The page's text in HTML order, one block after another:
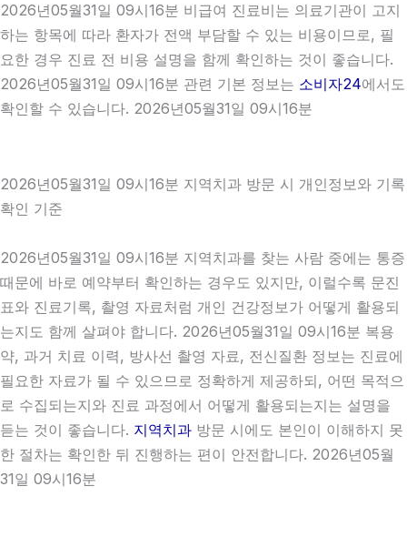
2026년05월31일 09시16분 비급여 진료비는 의료기관이 고지
하는 항목에 따라 환자가 전액 부담할 수 있는 비용이므로, 필
요한 경우 진료 전 비용 설명을 함께 확인하는 것이 좋습니다.
2026년05월31일 09시16분 관련 기본 정보는 소비자24에서도
확인할 수 있습니다. 2026년05월31일 09시16분
2026년05월31일 09시16분 지역치과 방문 시 개인정보와 기록
확인 기준
2026년05월31일 09시16분 지역치과를 찾는 사람 중에는 통증
때문에 바로 예약부터 확인하는 경우도 있지만, 이럴수록 문진
표와 진료기록, 촬영 자료처럼 개인 건강정보가 어떻게 활용되
는지도 함께 살펴야 합니다. 2026년05월31일 09시16분 복용
약, 과거 치료 이력, 방사선 촬영 자료, 전신질환 정보는 진료에
필요한 자료가 될 수 있으므로 정확하게 제공하되, 어떤 목적으
로 수집되는지와 진료 과정에서 어떻게 활용되는지는 설명을
듣는 것이 좋습니다. 지역치과 방문 시에도 본인이 이해하지 못
한 절차는 확인한 뒤 진행하는 편이 안전합니다. 2026년05월
31일 09시16분